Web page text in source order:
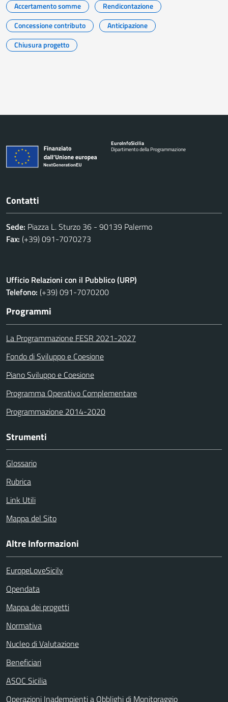
Accertamento somme
Rendicontazione
Concessione contributo
Anticipazione
Chiusura progetto
EuroInfoSicilia
Dipartimento della Programmazione
Contatti
Sede: Piazza L. Sturzo 36 - 90139 Palermo
Fax: (+39) 091-7070273
Ufficio Relazioni con il Pubblico (URP)
Telefono: (+39) 091-7070200
Programmi
La Programmazione FESR 2021-2027
Fondo di Sviluppo e Coesione
Piano Sviluppo e Coesione
Programma Operativo Complementare
Programmazione 2014-2020
Strumenti
Glossario
Rubrica
Link Utili
Mappa del Sito
Altre Informazioni
EuropeLoveSicily
Opendata
Mappa dei progetti
Normativa
Nucleo di Valutazione
Beneficiari
ASOC Sicilia
Operazioni Inadempienti a Obblighi di Monitoraggio